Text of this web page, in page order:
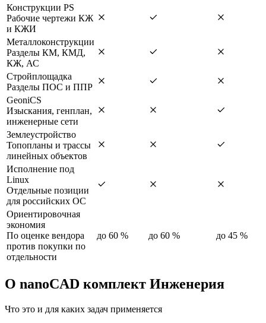
Конструкции PS
Рабочие чертежи КЖ
и КЖИ
Металлоконструкции
Разделы КМ, КМД,
КЖ, АС
Стройплощадка
Разделы ПОС и ППР
GeoniCS
Изыскания, генплан,
инженерные сети
Землеустройство
Топопланы и трассы
линейных объектов
Исполнение под
Linux
Отдельные позиции
для российских ОС
Ориентировочная
экономия
По оценке вендора
против покупки по
отдельности
до 60 % до 60 % до 45 %
О nanoCAD комплект Инженерия
Что это и для каких задач применяется